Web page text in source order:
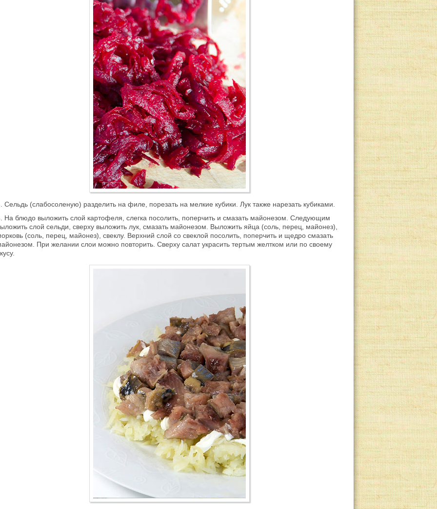
Сельдь (слабосоленую) разделить на филе, порезать на мелкие кубики. Лук также нарезать кубиками.
На блюдо выложить слой картофеля, слегка посолить, поперчить и смазать майонезом. Следующим
слой сельди, сверху выложить лук, смазать майонезом. Выложить яйца (соль, перец, майонез),
(соль, перец, майонез), свеклу. Верхний слой со свеклой посолить, поперчить и щедро смазать
При желании слои можно повторить. Сверху салат украсить тертым желтком или по своему